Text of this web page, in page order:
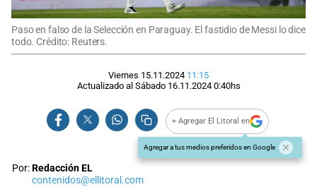
Paso en falso de la Selección en Paraguay. El fastidio de Messi lo dice
todo. Crédito: Reuters.
Viernes 15.11.2024 11:15
Actualizado al Sábado 16.11.2024 0:40hs
+ Agregar El Litoral en
Agregar a tus medios preferidos en Google
Por:Redacción EL
contenidos@ellitoral.com